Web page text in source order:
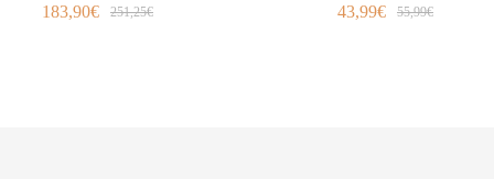
Plancha Infrarrojos Therapy
183,90€ 251,25€
Repair Shot
43,99€ 55,99€